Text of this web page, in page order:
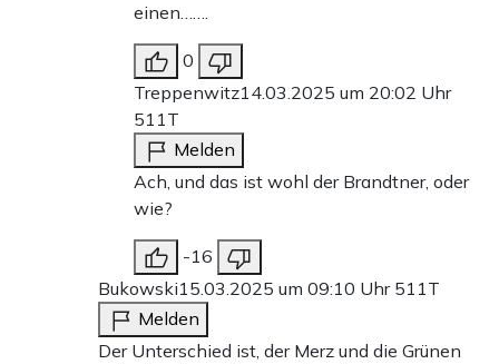
einen…….
0
Treppenwitz14.03.2025 um 20:02 Uhr
511T
Melden
Ach, und das ist wohl der Brandtner, oder
wie?
-16
Bukowski15.03.2025 um 09:10 Uhr 511T
Melden
Der Unterschied ist, der Merz und die Grünen